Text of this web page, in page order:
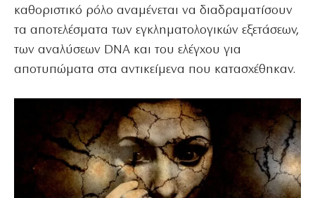
καθοριστικό ρόλο αναμένεται να διαδραματίσουν
τα αποτελέσματα των εγκληματολογικών εξετάσεων,
των αναλύσεων DNA και του ελέγχου για
αποτυπώματα στα αντικείμενα που κατασχέθηκαν.